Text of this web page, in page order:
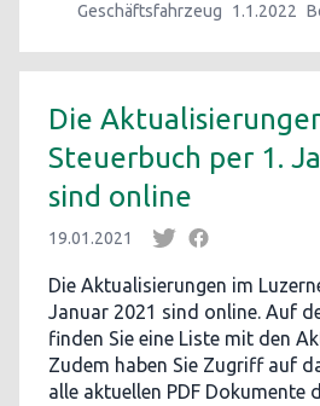
Geschäftsfahrzeug
1.1.2022
Die
Steuerbuch per 1.
sind online
19.01.2021
Die Aktualisierungen im
Januar 2021 sind online. Auf
finden Sie eine Liste mit den
Zudem haben Sie Zugriff auf
alle aktuellen PDF Dokumente